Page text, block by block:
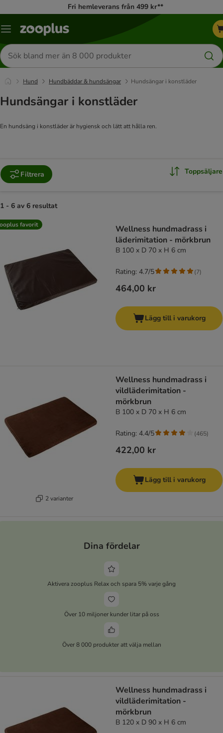
Fri hemleverans från 499 kr**
Katalogmeny
Sök
efter
produkter
Hund Hundbäddar & hundsängar Hundsängar i konstläder
Hundsängar i konstläder
En hundsäng i konstläder är hygiensk och lätt att hålla ren.
Filtrera Toppsäljare
1 - 6 av 6 resultat
product items have been changed
favorit
Wellness hundmadrass i
läderimitation - mörkbrun
B 100 x D 70 x H 6 cm
464,00 kr
Rating: 4.7/5 (7)
Lägg till i varukorg
2 varianter
Wellness hundmadrass i
vildläderimitation -
mörkbrun
B 100 x D 70 x H 6 cm
422,00 kr
Rating: 4.4/5 (465)
Lägg till i varukorg
Dina fördelar
Aktivera zooplus Relax och spara 5% varje gång
Över 10 miljoner kunder litar på oss
Över 8 000 produkter att välja mellan
Wellness hundmadrass i
vildläderimitation -
mörkbrun
B 120 x D 90 x H 6 cm